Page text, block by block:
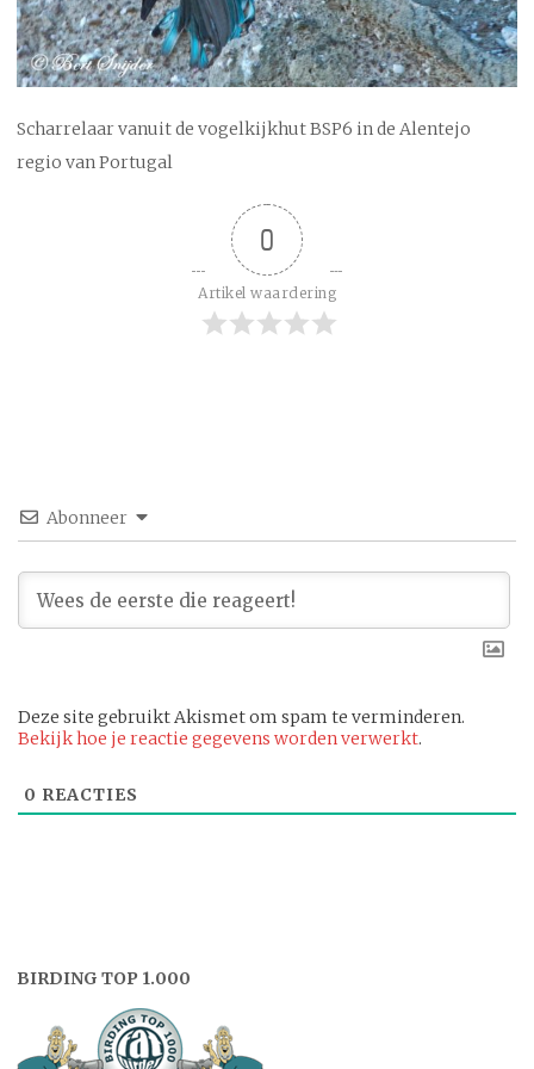
Scharrelaar vanuit de vogelkijkhut BSP6 in de Alentejo
regio van Portugal
0
Artikel waardering
Abonneer
Deze site gebruikt Akismet om spam te verminderen.
Bekijk hoe je reactie gegevens worden verwerkt.
0 REACTIES
BIRDING TOP 1.000